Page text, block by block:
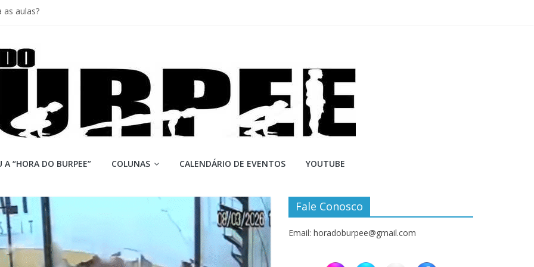
aulas?
aquém no Games
A “HORA DO BURPEE” COLUNAS CALENDÁRIO DE EVENTOS YOUTUBE
Fale Conosco
Email: horadoburpee@gmail.com